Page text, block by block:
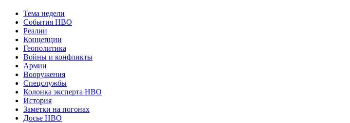
Тема недели
События НВО
Реалии
Концепции
Геополитика
Войны и конфликты
Армии
Вооружения
Спецслужбы
Колонка эксперта НВО
История
Заметки на погонах
Досье НВО